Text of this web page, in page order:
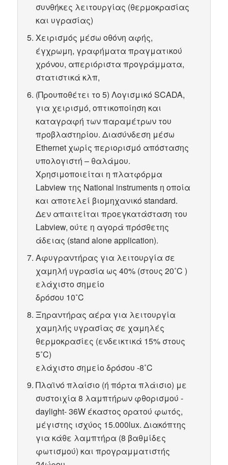
συνθήκες λειτουργίας (θερμοκρασίας
και υγρασίας)
Χειρισμός μέσω οθόνη αφής,
έγχρωμη, γραφήματα πραγματικού
χρόνου, απεριόριστα προγράμματα,
στατιστικά κλπ,
(Προυποθέτει το 5) Λογισμικό SCADA,
για χειρισμό, οπτικοποίηση και
καταγραφή των παραμέτρων του
προβλαστηρίου. Διασύνδεση μέσω
Ethernet χωρίς περιορισμό απόστασης
υπολογιστή – θαλάμου.
Χρησιμοποιείται η πλατφόρμα
Labview της National instruments η οποία
και αποτελεί βιομηχανικό standard.
Δεν απαιτείται προεγκατάσταση του
Labview, ούτε η αγορά πρόσθετης
άδειας (stand alone application).
Αφυγραντήρας για λειτουργία σε
χαμηλή υγρασία ως 40% (στους 20˚C )
ελάχιστο σημείο
δρόσου 10˚C
Ξηραντήρας αέρα για λειτουργία
χαμηλής υγρασίας σε χαμηλές
θερμοκρασίες (ενδεικτικά 15% στους
5˚C)
ελάχιστο σημείο δρόσου -8˚C
Πλαϊνό πλαίσιο (ή πόρτα πλάισιο) με
συστοιχία 8 λαμπτήρων φθορισμού -
daylight- 36W έκαστος ορατού φωτός,
μέγιστης ισχύος 15.000lux. Διακόπτης
για κάθε λαμπτήρα (8 βαθμίδες
φωτισμού) και προγραμματιστής